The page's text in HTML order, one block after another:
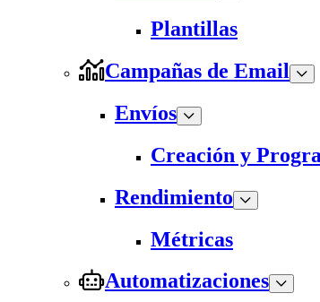
Plantillas
Campañas de Email
Envíos
Creación y
Rendimiento
Métricas
Automatizaciones